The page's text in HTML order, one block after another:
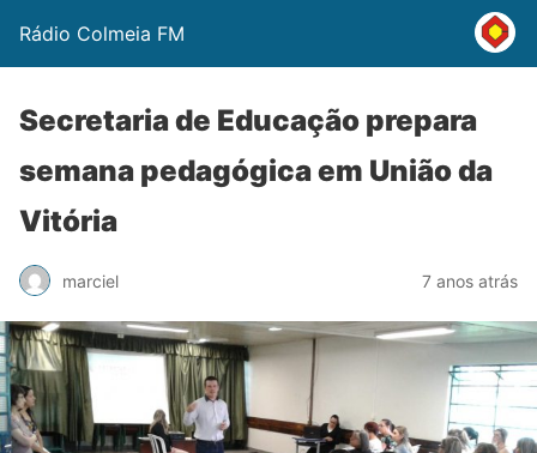
Rádio Colmeia FM
Secretaria de Educação prepara
semana pedagógica em União da
Vitória
marciel 7 anos atrás